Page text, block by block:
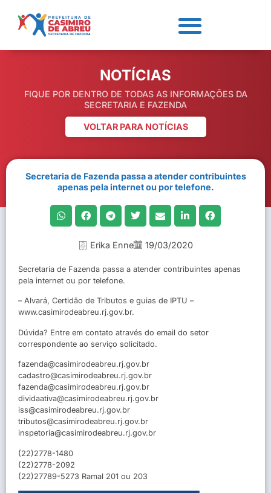
NOTÍCIAS
FIQUE POR DENTRO DE TODAS AS INFORMAÇÕES DA
SECRETARIA E FAZENDA
VOLTAR PARA NOTÍCIAS
Secretaria de Fazenda passa a atender contribuintes
apenas pela internet ou por telefone.
Erika Enne 19/03/2020
Secretaria de Fazenda passa a atender contribuintes apenas
pela internet ou por telefone.
– Alvará, Certidão de Tributos e guias de IPTU –
www.casimirodeabreu.rj.gov.br.
Dúvida? Entre em contato através do email do setor
correspondente ao serviço solicitado.
fazenda@casimirodeabreu.rj.gov.br
cadastro@casimirodeabreu.rj.gov.br
fazenda@casimirodeabreu.rj.gov.br
dividaativa@casimirodeabreu.rj.gov.br
iss@casimirodeabreu.rj.gov.br
tributos@casimirodeabreu.rj.gov.br
inspetoria@casimirodeabreu.rj.gov.br
(22)2778-1480
(22)2778-2092
(22)27789-5273 Ramal 201 ou 203